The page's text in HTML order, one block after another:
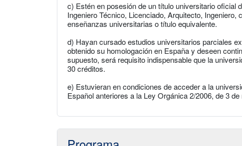
c) Estén en posesión de un título universitario oficial
Ingeniero Técnico, Licenciado, Arquitecto,
enseñanzas universitarias o título equivalente.
d) Hayan cursado estudios universitarios parciales
obtenido su homologación en España y deseen
supuesto, será requisito indispensable que la
30 créditos.
e) Estuvieran en condiciones de acceder a la
Español anteriores a la Ley Orgánica 2/2006, de 3